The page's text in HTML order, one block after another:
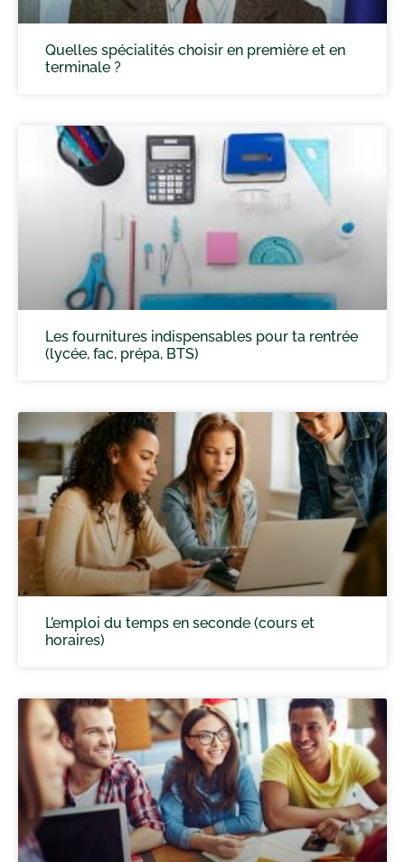
Quelles spécialités choisir en première et en
terminale ?
Les fournitures indispensables pour ta rentrée
(lycée, fac, prépa, BTS)
L’emploi du temps en seconde (cours et
horaires)